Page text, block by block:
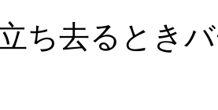
ち去るとき